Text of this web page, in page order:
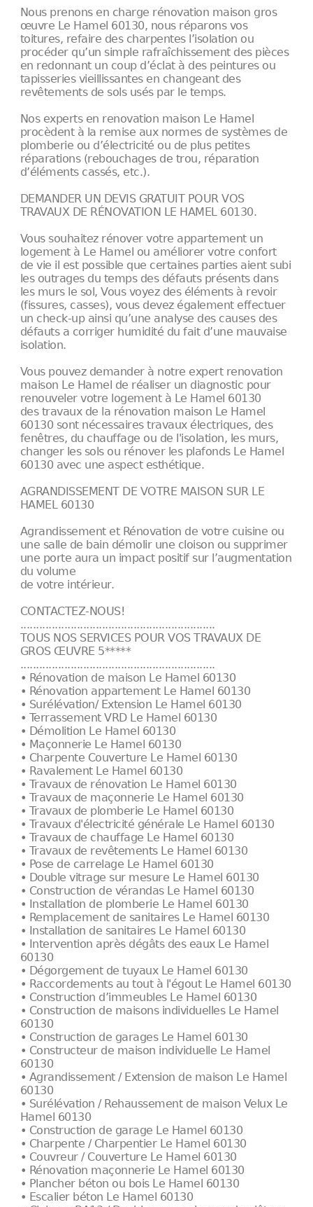
Nous prenons en charge rénovation maison gros
œuvre Le Hamel 60130, nous réparons vos
toitures, refaire des charpentes l’isolation ou
procéder qu’un simple rafraîchissement des pièces
en redonnant un coup d’éclat à des peintures ou
tapisseries vieillissantes en changeant des
revêtements de sols usés par le temps.
Nos experts en renovation maison Le Hamel
procèdent à la remise aux normes de systèmes de
plomberie ou d’électricité ou de plus petites
réparations (rebouchages de trou, réparation
d’éléments cassés, etc.).
DEMANDER UN DEVIS GRATUIT POUR VOS
TRAVAUX DE RÉNOVATION LE HAMEL 60130.
Vous souhaitez rénover votre appartement un
logement à Le Hamel ou améliorer votre confort
de vie il est possible que certaines parties aient subi
les outrages du temps des défauts présents dans
les murs le sol, Vous voyez des éléments à revoir
(fissures, casses), vous devez également effectuer
un check-up ainsi qu’une analyse des causes des
défauts a corriger humidité du fait d’une mauvaise
isolation.
Vous pouvez demander à notre expert renovation
maison Le Hamel de réaliser un diagnostic pour
renouveler votre logement à Le Hamel 60130
des travaux de la rénovation maison Le Hamel
60130 sont nécessaires travaux électriques, des
fenêtres, du chauffage ou de l'isolation, les murs,
changer les sols ou rénover les plafonds Le Hamel
60130 avec une aspect esthétique.
AGRANDISSEMENT DE VOTRE MAISON SUR LE
HAMEL 60130
Agrandissement et Rénovation de votre cuisine ou
une salle de bain démolir une cloison ou supprimer
une porte aura un impact positif sur l’augmentation
du volume
de votre intérieur.
CONTACTEZ-NOUS!
..............................................................
TOUS NOS SERVICES POUR VOS TRAVAUX DE
GROS ŒUVRE 5*****
..............................................................
• Rénovation de maison Le Hamel 60130
• Rénovation appartement Le Hamel 60130
• Surélévation/ Extension Le Hamel 60130
• Terrassement VRD Le Hamel 60130
• Démolition Le Hamel 60130
• Maçonnerie Le Hamel 60130
• Charpente Couverture Le Hamel 60130
• Ravalement Le Hamel 60130
• Travaux de rénovation Le Hamel 60130
• Travaux de maçonnerie Le Hamel 60130
• Travaux de plomberie Le Hamel 60130
• Travaux d'électricité générale Le Hamel 60130
• Travaux de chauffage Le Hamel 60130
• Travaux de revêtements Le Hamel 60130
• Pose de carrelage Le Hamel 60130
• Double vitrage sur mesure Le Hamel 60130
• Construction de vérandas Le Hamel 60130
• Installation de plomberie Le Hamel 60130
• Remplacement de sanitaires Le Hamel 60130
• Installation de sanitaires Le Hamel 60130
• Intervention après dégâts des eaux Le Hamel
60130
• Dégorgement de tuyaux Le Hamel 60130
• Raccordements au tout à l'égout Le Hamel 60130
• Construction d’immeubles Le Hamel 60130
• Construction de maisons individuelles Le Hamel
60130
• Construction de garages Le Hamel 60130
• Constructeur de maison individuelle Le Hamel
60130
• Agrandissement / Extension de maison Le Hamel
60130
• Surélévation / Rehaussement de maison Velux Le
Hamel 60130
• Construction de garage Le Hamel 60130
• Charpente / Charpentier Le Hamel 60130
• Couvreur / Couverture Le Hamel 60130
• Rénovation maçonnerie Le Hamel 60130
• Plancher béton ou bois Le Hamel 60130
• Escalier béton Le Hamel 60130